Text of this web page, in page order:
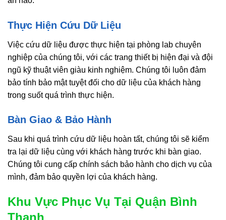
Thực Hiện Cứu Dữ Liệu
Việc cứu dữ liệu được thực hiện tại phòng lab chuyên
nghiệp của chúng tôi, với các trang thiết bị hiện đại và đội
ngũ kỹ thuật viên giàu kinh nghiệm. Chúng tôi luôn đảm
bảo tính bảo mật tuyệt đối cho dữ liệu của khách hàng
trong suốt quá trình thực hiện.
Bàn Giao & Bảo Hành
Sau khi quá trình cứu dữ liệu hoàn tất, chúng tôi sẽ kiểm
tra lại dữ liệu cùng với khách hàng trước khi bàn giao.
Chúng tôi cung cấp chính sách bảo hành cho dịch vụ của
mình, đảm bảo quyền lợi của khách hàng.
Khu Vực Phục Vụ Tại Quận Bình